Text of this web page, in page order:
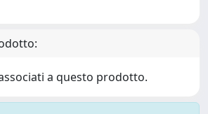
a questo prodotto.